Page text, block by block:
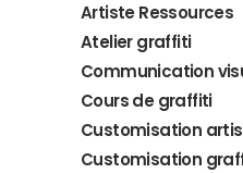
Artiste Ressources
Atelier graffiti
Communication
Cours de graffiti
Customisation
Customisation